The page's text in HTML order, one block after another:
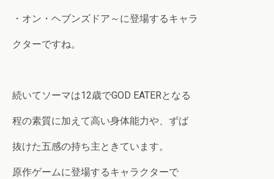
・オン・ヘブンズドア～に登場するキャラ
クターですね。
続いてソーマは12歳でGOD EATERとなる
程の素質に加えて高い身体能力や、ずば
抜けた五感の持ち主ときています。
原作ゲームに登場するキャラクターで